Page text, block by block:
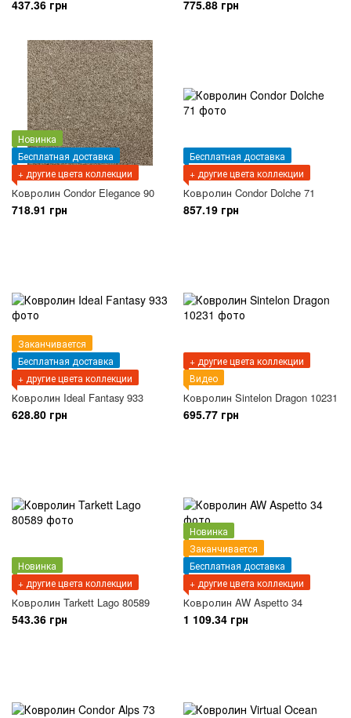
437.36 грн 775.88 грн
Новинка
Бесплатная доставка
+ другие цвета коллекции
Ковролин Condor Elegance 90
718.91 грн
Бесплатная доставка
+ другие цвета коллекции
Ковролин Condor Dolche 71
857.19 грн
Заканчивается
Бесплатная доставка
+ другие цвета коллекции
Ковролин Ideal Fantasy 933
628.80 грн
+ другие цвета коллекции
Видео
Ковролин Sintelon Dragon 10231
695.77 грн
Новинка
+ другие цвета коллекции
Ковролин Tarkett Lago 80589
543.36 грн
Новинка
Заканчивается
Бесплатная доставка
+ другие цвета коллекции
Ковролин AW Aspetto 34
1 109.34 грн